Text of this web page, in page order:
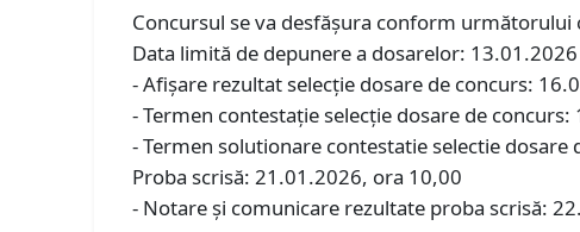
Concursul se va desfăşura conform următorului
Data limită de depunere a dosarelor:
- Afişare rezultat selecţie dosare de concurs:
- Termen contestaţie selecţie dosare de
- Termen solutionare contestatie selectie dosare
Proba scrisă: 21.01.2026, ora 10,00
- Notare şi comunicare rezultate proba scrisă: